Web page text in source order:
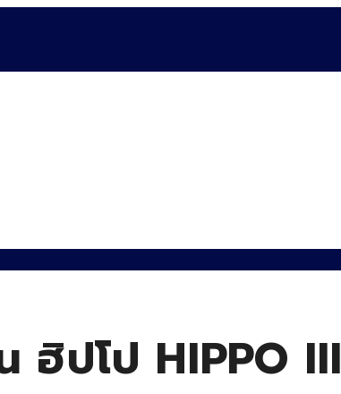
ฮิปโป HIPPO III